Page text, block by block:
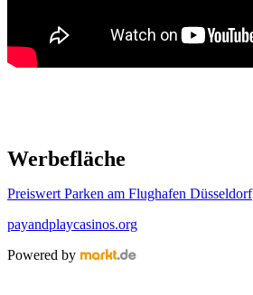
Werbefläche
Preiswert Parken am Flughafen Düsseldorf
payandplaycasinos.org
Powered by